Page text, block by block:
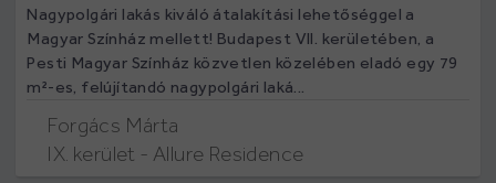
Nagypolgári lakás kiváló átalakítási lehetőséggel a
Magyar Színház mellett! Budapest VII. kerületében, a
Pesti Magyar Színház közvetlen közelében eladó egy 79
m²-es, felújítandó nagypolgári laká...
Forgács Márta
IX. kerület - Allure Residence